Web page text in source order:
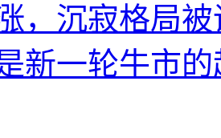
，沉寂格局
新一轮牛市